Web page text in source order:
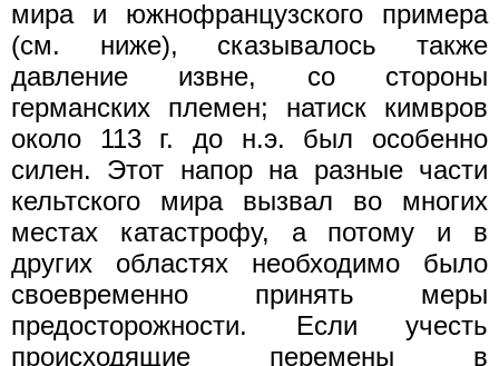
мира и южнофранцузского примера
(см. ниже), сказывалось также
давление извне, со стороны
германских племен; натиск кимвров
около 113 г. до н.э. был особенно
силен. Этот напор на разные части
кельтского мира вызвал во многих
местах катастрофу, а потому и в
других областях необходимо было
своевременно принять меры
предосторожности. Если учесть
происходящие перемены в